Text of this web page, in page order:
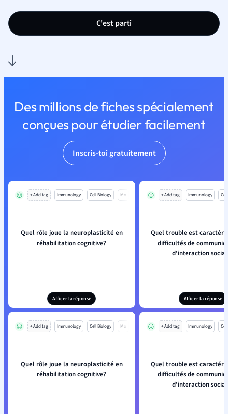
C'est parti
Des millions de fiches spécialement
conçues pour étudier facilement
Inscris-toi gratuitement
+ Add tag Immunology Cell Biology Mo
Quel rôle joue la neuroplasticité en
réhabilitation cognitive?
Afficer la réponse
+ Add tag Immunology
Quel trouble est
difficultés de
d'interaction
Afficer la réponse
+ Add tag Immunology Cell Biology Mo
Quel rôle joue la neuroplasticité en
réhabilitation cognitive?
+ Add tag Immunology
Quel trouble est
difficultés de
d'interaction